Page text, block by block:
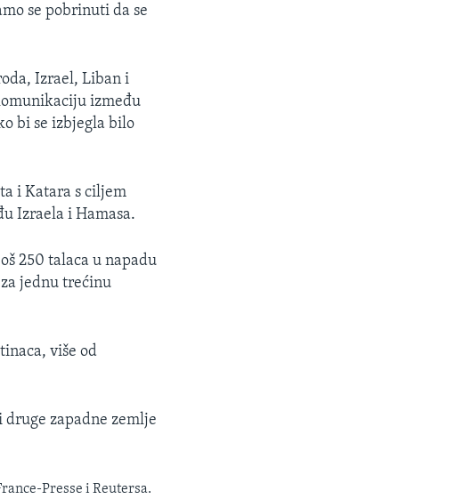
se pobrinuti da se
Izrael, Liban i
između
bi se izbjegla bilo
i Katara s ciljem
Izraela i Hamasa.
250 talaca u napadu
jednu trećinu
više od
zapadne zemlje
Presse i Reutersa.